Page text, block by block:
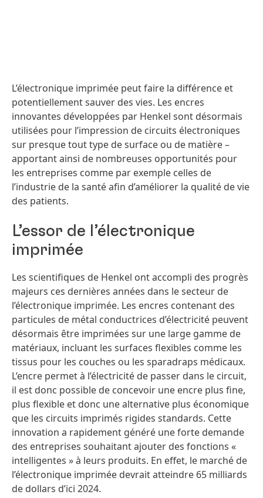
L’électronique imprimée peut faire la différence et
potentiellement sauver des vies. Les encres
innovantes développées par Henkel sont désormais
utilisées pour l’impression de circuits électroniques
sur presque tout type de surface ou de matière –
apportant ainsi de nombreuses opportunités pour
les entreprises comme par exemple celles de
l’industrie de la santé afin d’améliorer la qualité de vie
des patients.
L’essor de l’électronique
imprimée
Les scientifiques de Henkel ont accompli des progrès
majeurs ces dernières années dans le secteur de
l’électronique imprimée. Les encres contenant des
particules de métal conductrices d’électricité peuvent
désormais être imprimées sur une large gamme de
matériaux, incluant les surfaces flexibles comme les
tissus pour les couches ou les sparadraps médicaux.
L’encre permet à l’électricité de passer dans le circuit,
il est donc possible de concevoir une encre plus fine,
plus flexible et donc une alternative plus économique
que les circuits imprimés rigides standards. Cette
innovation a rapidement généré une forte demande
des entreprises souhaitant ajouter des fonctions «
intelligentes » à leurs produits. En effet, le marché de
l’électronique imprimée devrait atteindre 65 milliards
de dollars d’ici 2024.